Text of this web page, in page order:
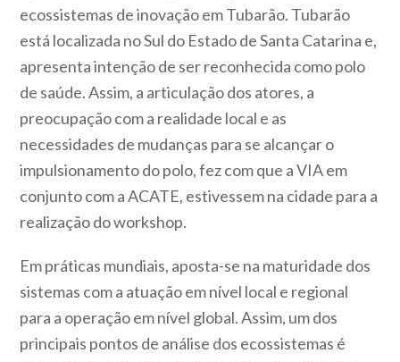
ecossistemas de inovação em Tubarão. Tubarão
está localizada no Sul do Estado de Santa Catarina e,
apresenta intenção de ser reconhecida como polo
de saúde. Assim, a articulação dos atores, a
preocupação com a realidade local e as
necessidades de mudanças para se alcançar o
impulsionamento do polo, fez com que a VIA em
conjunto com a ACATE, estivessem na cidade para a
realização do workshop.
Em práticas mundiais, aposta-se na maturidade dos
sistemas com a atuação em nível local e regional
para a operação em nível global. Assim, um dos
principais pontos de análise dos ecossistemas é